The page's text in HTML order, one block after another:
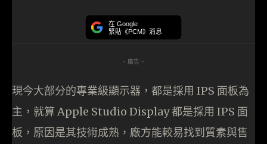
在 Google
緊貼《PCM》消息
- 廣告 -
現今大部分的專業級顯示器，都是採用 IPS 面板為
主，就算 Apple Studio Display 都是採用 IPS 面
板，原因是其技術成熟，廠方能較易找到質素與售